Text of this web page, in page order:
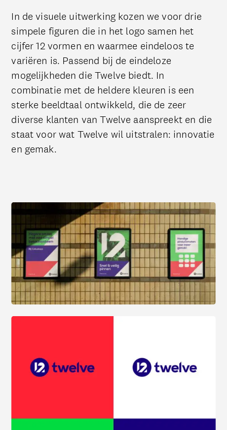
In de visuele uitwerking kozen we voor drie
simpele figuren die in het logo samen het
cijfer 12 vormen en waarmee eindeloos te
variëren is. Passend bij de eindeloze
mogelijkheden die Twelve biedt. In
combinatie met de heldere kleuren is een
sterke beeldtaal ontwikkeld, die de zeer
diverse klanten van Twelve aanspreekt en die
staat voor wat Twelve wil uitstralen: innovatie
en gemak.